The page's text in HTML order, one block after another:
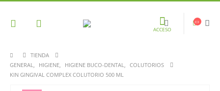
ACCESO
TIENDA
GENERAL, HIGIENE, HIGIENE BUCO-DENTAL, COLUTORIOS
KIN GINGIVAL COMPLEX COLUTORIO 500 ML